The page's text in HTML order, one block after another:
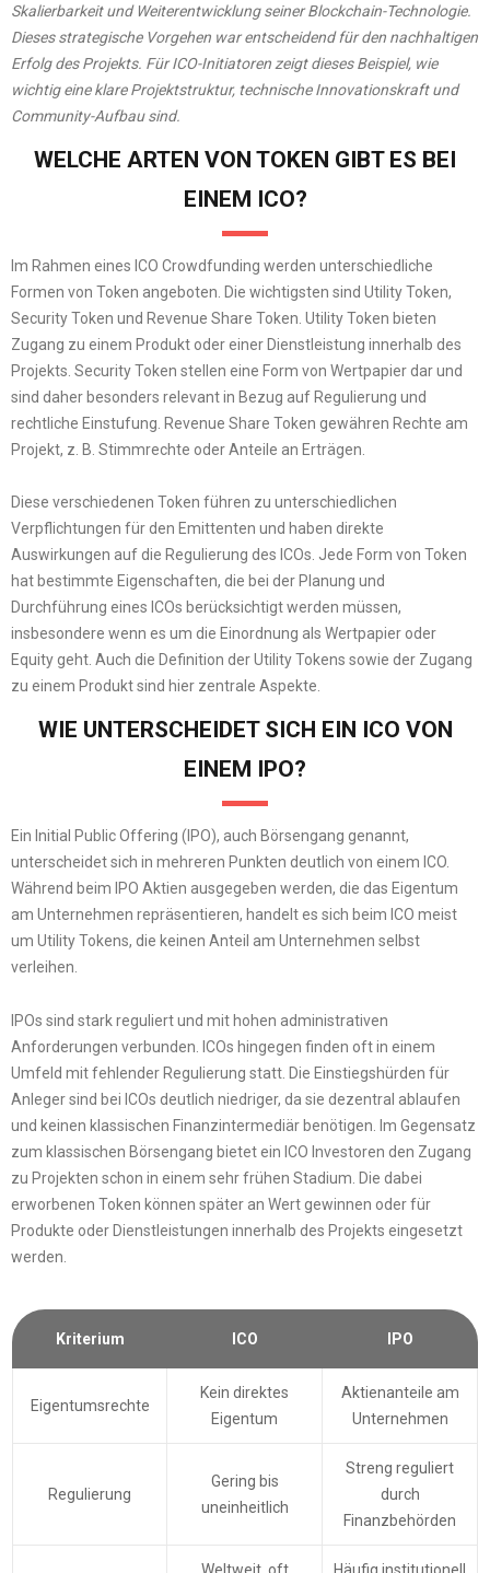
Skalierbarkeit und Weiterentwicklung seiner Blockchain-Technologie.
Dieses strategische Vorgehen war entscheidend für den nachhaltigen
Erfolg des Projekts. Für ICO-Initiatoren zeigt dieses Beispiel, wie
wichtig eine klare Projektstruktur, technische Innovationskraft und
Community-Aufbau sind.
WELCHE ARTEN VON TOKEN GIBT ES BEI
EINEM ICO?
Im Rahmen eines ICO Crowdfunding werden unterschiedliche
Formen von Token angeboten. Die wichtigsten sind Utility Token,
Security Token und Revenue Share Token. Utility Token bieten
Zugang zu einem Produkt oder einer Dienstleistung innerhalb des
Projekts. Security Token stellen eine Form von Wertpapier dar und
sind daher besonders relevant in Bezug auf Regulierung und
rechtliche Einstufung. Revenue Share Token gewähren Rechte am
Projekt, z. B. Stimmrechte oder Anteile an Erträgen.
Diese verschiedenen Token führen zu unterschiedlichen
Verpflichtungen für den Emittenten und haben direkte
Auswirkungen auf die Regulierung des ICOs. Jede Form von Token
hat bestimmte Eigenschaften, die bei der Planung und
Durchführung eines ICOs berücksichtigt werden müssen,
insbesondere wenn es um die Einordnung als Wertpapier oder
Equity geht. Auch die Definition der Utility Tokens sowie der Zugang
zu einem Produkt sind hier zentrale Aspekte.
WIE UNTERSCHEIDET SICH EIN ICO VON
EINEM IPO?
Ein Initial Public Offering (IPO), auch Börsengang genannt,
unterscheidet sich in mehreren Punkten deutlich von einem ICO.
Während beim IPO Aktien ausgegeben werden, die das Eigentum
am Unternehmen repräsentieren, handelt es sich beim ICO meist
um Utility Tokens, die keinen Anteil am Unternehmen selbst
verleihen.
IPOs sind stark reguliert und mit hohen administrativen
Anforderungen verbunden. ICOs hingegen finden oft in einem
Umfeld mit fehlender Regulierung statt. Die Einstiegshürden für
Anleger sind bei ICOs deutlich niedriger, da sie dezentral ablaufen
und keinen klassischen Finanzintermediär benötigen. Im Gegensatz
zum klassischen Börsengang bietet ein ICO Investoren den Zugang
zu Projekten schon in einem sehr frühen Stadium. Die dabei
erworbenen Token können später an Wert gewinnen oder für
Produkte oder Dienstleistungen innerhalb des Projekts eingesetzt
werden.
Kriterium ICO IPO
Eigentumsrechte
Kein direktes
Eigentum
Aktienanteile am
Unternehmen
Regulierung
Gering bis
uneinheitlich
Streng reguliert
durch
Finanzbehörden
Weltweit, oft Häufig institutionell